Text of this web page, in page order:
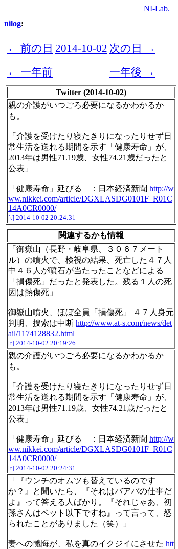
NI-Lab.
nilog:
← 前の日 2014-10-02 次の日 →
← 一年前
一年後 →
Twitter (2014-10-02)
親の介護がいつごろ必要になるかわかるか
も。
「介護を受けたり寝たきりになったりせず日
常生活を送れる期間を示す「健康寿命」が、
2013年は男性71.19歳、女性74.21歳だったと
公表」
「健康寿命」延びる ：日本経済新聞 http://w
ww.nikkei.com/article/DGXLASDG0101F_R01C
14A0CR0000/
[t] 2014-10-02 20:24:31
関連するかも情報
「御嶽山（長野・岐阜県、３０６７メート
ル）の噴火で、検視の結果、死亡した４７人
中４６人が噴石が当たったことなどによる
「損傷死」だったと発表した。残る１人の死
因は熱傷死」
御嶽山噴火、ほぼ全員「損傷死」 ４７人身元
判明、捜索は中断 http://www.at-s.com/news/det
ail/1174128832.html
[t] 2014-10-02 20:19:26
親の介護がいつごろ必要になるかわかるか
も。
「介護を受けたり寝たきりになったりせず日
常生活を送れる期間を示す「健康寿命」が、
2013年は男性71.19歳、女性74.21歳だったと
公表」
「健康寿命」延びる ：日本経済新聞 http://w
ww.nikkei.com/article/DGXLASDG0101F_R01C
14A0CR0000/
[t] 2014-10-02 20:24:31
「『ウンチのオムツも替えているのです
か？』と聞いたら、『それはバアバの仕事だ
よ』って答える人ばかり。『それじゃあ、初
孫さんはペット以下ですね』って言って、怒
られたことがありました（笑）」
妻への懺悔が、私を真のイクジイにさせた htt